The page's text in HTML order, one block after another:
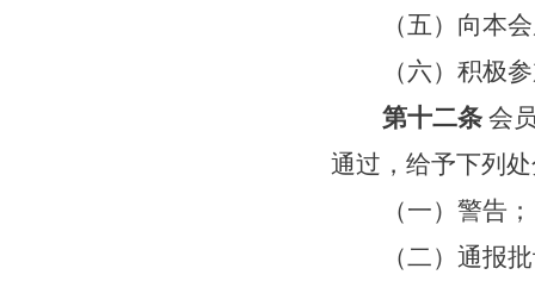
（五）向本
（六） 积极
第十二条 会
通过，给予下列
（一）警告；
（二）通报